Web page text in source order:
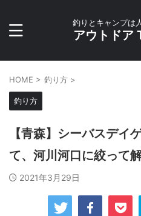
釣りとキャンプは
アウトドア
HOME > 釣り方 >
釣り方
【青森】シーバスデイ
て、河川河口に絞って
2021年3月29日